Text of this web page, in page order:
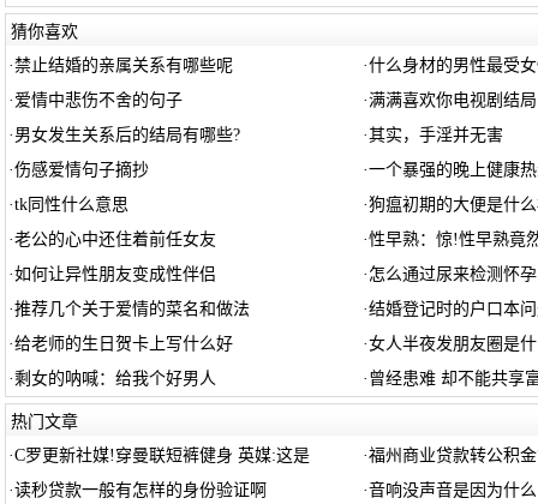
猜你喜欢
·禁止结婚的亲属关系有哪些呢 ·什么身材的男性最受
· 爱情中悲伤不舍的句子 ·满满喜欢你电视剧结局
· 男女发生关系后的结局有哪些? ·其实，手淫并无害
·伤感爱情句子摘抄 ·一个暴强的晚上健康
·tk同性什么意思 ·狗瘟初期的大便是什
·老公的心中还住着前任女友 ·性早熟：惊!性早熟竟
·如何让异性朋友变成性伴侣 · 怎么通过尿来检测怀孕
·推荐几个关于爱情的菜名和做法 ·结婚登记时的户口本
·给老师的生日贺卡上写什么好 ·女人半夜发朋友圈是
·剩女的呐喊：给我个好男人 · 曾经患难 却不能共享
热门文章
·C罗更新社媒!穿曼联短裤健身 英媒:这是 ·福州商业贷款转公积
·读秒贷款一般有怎样的身份验证啊 ·音响没声音是因为什